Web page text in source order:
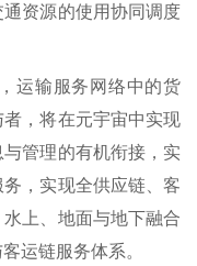
资源的使用协同调度
运输服务网络中的货
，将在元宇宙中实现
管理的有机衔接，实
，实现全供应链、客
上、地面与地下融合
运链服务体系。